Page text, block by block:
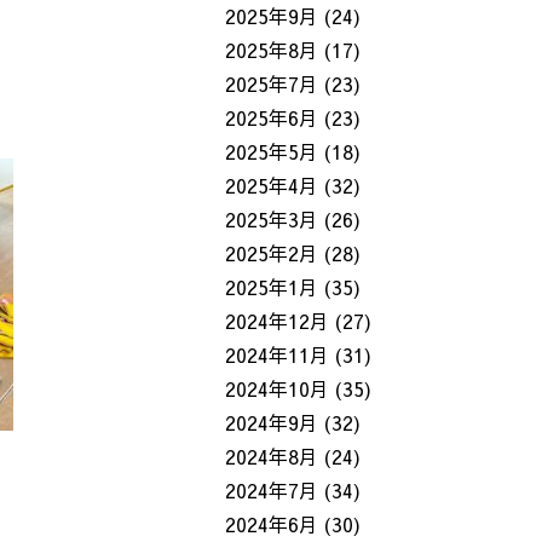
2025年9月 (24)
2025年8月 (17)
2025年7月 (23)
2025年6月 (23)
2025年5月 (18)
2025年4月 (32)
2025年3月 (26)
2025年2月 (28)
2025年1月 (35)
2024年12月 (27)
2024年11月 (31)
2024年10月 (35)
2024年9月 (32)
2024年8月 (24)
2024年7月 (34)
2024年6月 (30)